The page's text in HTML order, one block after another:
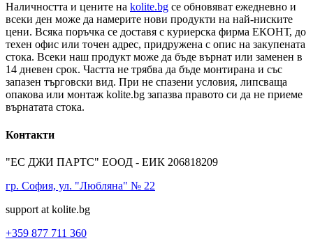
Наличността и цените на kolite.bg се обновяват ежедневно и
всеки ден може да намерите нови продукти на най-ниските
цени. Всяка поръчка се доставя с куриерска фирма ЕКОНТ, до
техен офис или точен адрес, придружена с опис на закупената
стока. Всеки наш продукт може да бъде върнат или заменен в
14 дневен срок. Частта не трябва да бъде монтирана и със
запазен търговски вид. При не спазени условия, липсваща
опакова или монтаж kolite.bg запазва правото си да не приеме
върнатата стока.
Контакти
"ЕС ДЖИ ПАРТС" ЕООД - ЕИК 206818209
гр. София, ул. "Любляна" № 22
support at kolite.bg
+359 877 711 360